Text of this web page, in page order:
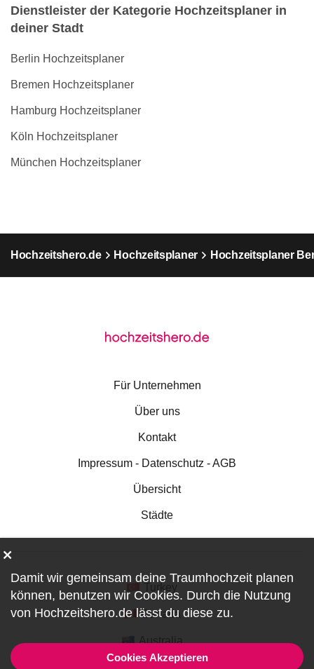
Dienstleister der Kategorie Hochzeitsplaner in
deiner Stadt
Berlin Hochzeitsplaner
Bremen Hochzeitsplaner
Hamburg Hochzeitsplaner
Köln Hochzeitsplaner
München Hochzeitsplaner
Hochzeitshero.de Hochzeitsplaner Hochzeitsplaner
Für Unternehmen
Über uns
Kontakt
Impressum - Datenschutz - AGB
Übersicht
Städte
Canada
Australia
Damit wir gemeinsam deine Traumhochzeit planen
können, benutzen wir Cookies. Durch die Nutzung
von Hochzeitshero.de lässt du diese zu.
Cookies Akzeptieren